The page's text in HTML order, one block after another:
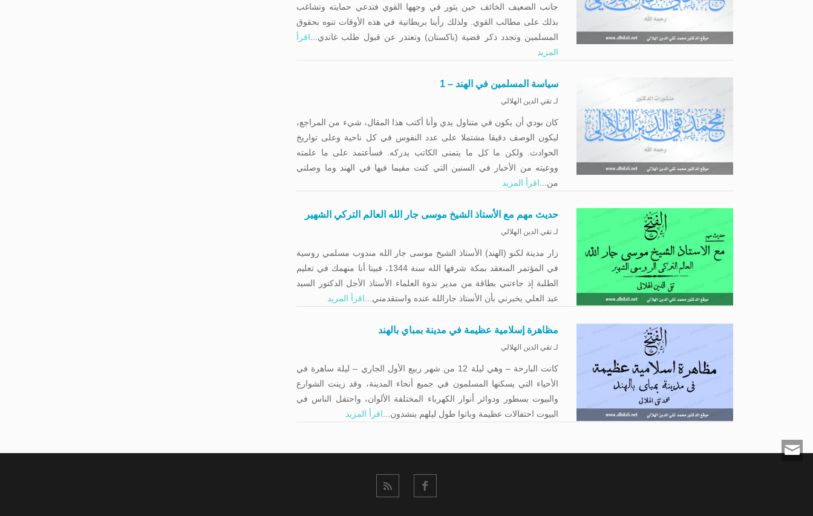
جانب الضعيف الخائف حين يثور في وجهها القوي فتدعي حمايته وتشاغب
بذلك على مطالب القوي. ولذلك رأينا بريطانية في هذه الأوقات تنوه بحقوق
المسلمين وتجدد ذكر قضية (باكستان) وتعتذر عن قبول طلب غاندي... اقرأ
المزيد
سياسة المسلمين في الهند – 1
لـ تقي الدين الهلالي
كان بودي أن يكون في متناول يدي وأنا أكتب هذا المقال، شيء من المراجع،
ليكون الوصف دقیقا مشتملا على عدد النفوس في كل ناحية وعلى تواريخ
الحوادث. ولكن ما كل ما يتمنى الكاتب يدرکه. فسأعتمد على ما علمته
ووعيته من الأخبار في السنين التي کنت مقيما فيها في الهند وما وصلني
من... اقرأ المزيد
حديث مهم مع الأستاذ الشيخ موسى جار الله العالم التركي الشهير
لـ تقي الدين الهلالي
زار مدينة لكنو (الهند) الأستاذ الشيخ موسى جار الله مندوب مسلمي روسية
في المؤتمر المنعقد بمكة شرفها الله سنة 1344، فبينا أنا منهمك في تعليم
الطلبة إذ جاءتني بطاقة من مدير ندوة العلماء الأستاذ الأجل الدكتور السيد
عبد العلي يخبرني بأن الأستاذ جارالله عنده واستقدمني... اقرأ المزيد
مظاهرة إسلامية عظيمة في مدينة بمباي بالهند
لـ تقي الدين الهلالي
كانت البارحة – وهي ليلة 12 من شهر ربيع الأول الجاري – ليلة ساهرة في
الأحياء التي يسكنها المسلمون في جميع أنحاء المدينة، وقد زينت الشوارع
والبيوت بسطور ودوائر أنوار الكهرباء المختلفة الألوان، واحتفل الناس في
البيوت احتفالات عظيمة وباتوا طول ليلهم ينشدون... اقرأ المزيد